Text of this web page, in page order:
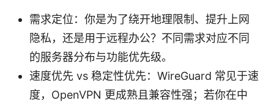
需求定位：你是为了绕开地理限制、提升上网
隐私，还是用于远程办公？不同需求对应不同
的服务器分布与功能优先级。
速度优先 vs 稳定性优先：WireGuard 常见于速
度，OpenVPN 更成熟且兼容性强；若你在中